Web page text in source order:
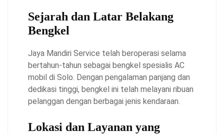
Sejarah dan Latar Belakang
Bengkel
Jaya Mandiri Service telah beroperasi selama
bertahun-tahun sebagai bengkel spesialis AC
mobil di Solo. Dengan pengalaman panjang dan
dedikasi tinggi, bengkel ini telah melayani ribuan
pelanggan dengan berbagai jenis kendaraan.
Lokasi dan Layanan yang